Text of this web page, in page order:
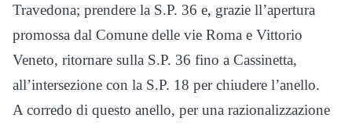
Travedona; prendere la S.P. 36 e, grazie ll’apertura
promossa dal Comune delle vie Roma e Vittorio
Veneto, ritornare sulla S.P. 36 fino a Cassinetta,
all’intersezione con la S.P. 18 per chiudere l’anello.
A corredo di questo anello, per una razionalizzazione